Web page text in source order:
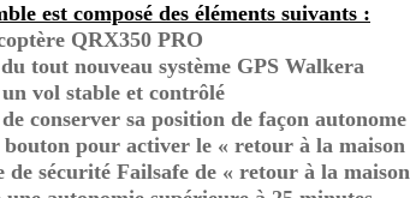
est composé des éléments suivants :
QRX350 PRO
tout nouveau système GPS Walkera
vol stable et contrôlé
conserver sa position de façon autonome
pour activer le « retour à la maison
de sécurité Failsafe de « retour à la